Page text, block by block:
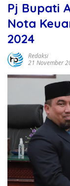
Pj Bupati
Nota
2024
Redaksi
21 November